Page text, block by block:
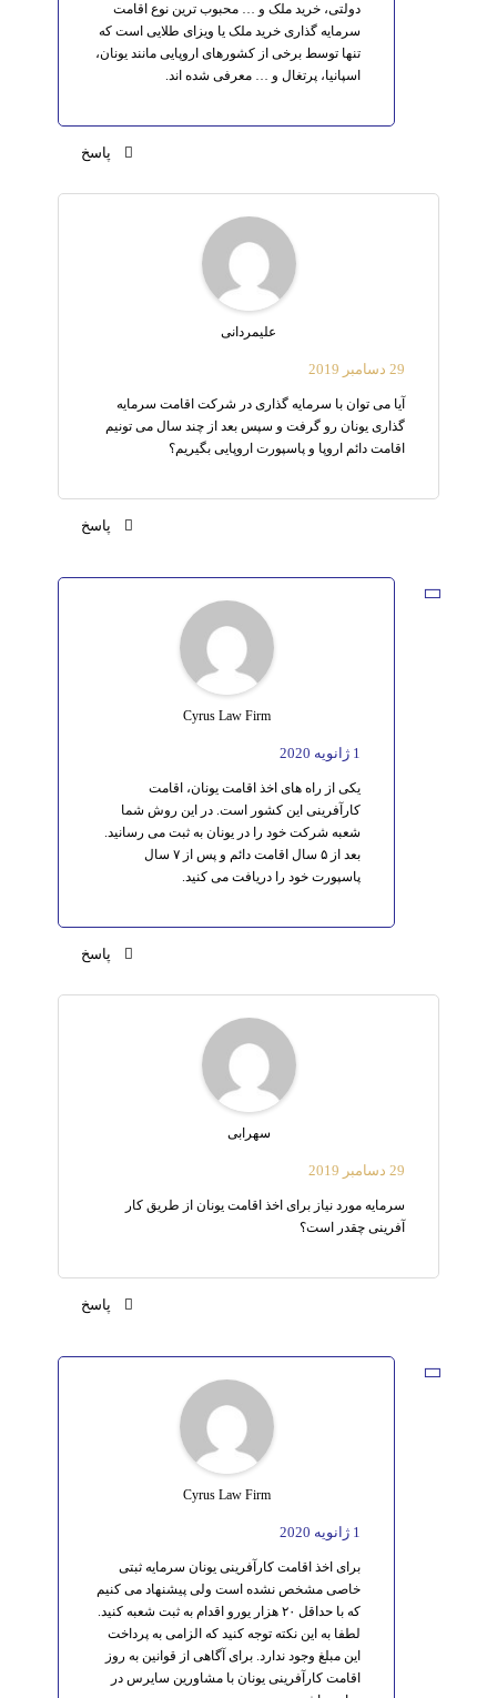
دولتی، خرید ملک و … محبوب ترین نوع اقامت
سرمایه گذاری خرید ملک یا ویزای طلایی است که
تنها توسط برخی از کشورهای اروپایی مانند یونان،
اسپانیا، پرتغال و … معرفی شده اند.
پاسخ
علیمردانی
29 دسامبر 2019
آیا می توان با سرمایه گذاری در شرکت اقامت سرمایه
گذاری یونان رو گرفت و سپس بعد از چند سال می تونیم
اقامت دائم اروپا و پاسپورت اروپایی بگیریم؟
پاسخ
Cyrus Law Firm
1 ژانویه 2020
یکی از راه های اخذ اقامت یونان، اقامت
کارآفرینی این کشور است. در این روش شما
شعبه شرکت خود را در یونان به ثبت می رسانید.
بعد از ۵ سال اقامت دائم و پس از ۷ سال
پاسپورت خود را دریافت می کنید.
پاسخ
سهرابی
29 دسامبر 2019
سرمایه مورد نیاز برای اخذ اقامت یونان از طریق کار
آفرینی چقدر است؟
پاسخ
Cyrus Law Firm
1 ژانویه 2020
برای اخذ اقامت کارآفرینی یونان سرمایه ثبتی
خاصی مشخص نشده است ولی پیشنهاد می کنیم
که با حداقل ۲۰ هزار یورو اقدام به ثبت شعبه کنید.
لطفا به این نکته توجه کنید که الزامی به پرداخت
این مبلغ وجود ندارد. برای آگاهی از قوانین به روز
اقامت کارآفرینی یونان با مشاورین سایرس در